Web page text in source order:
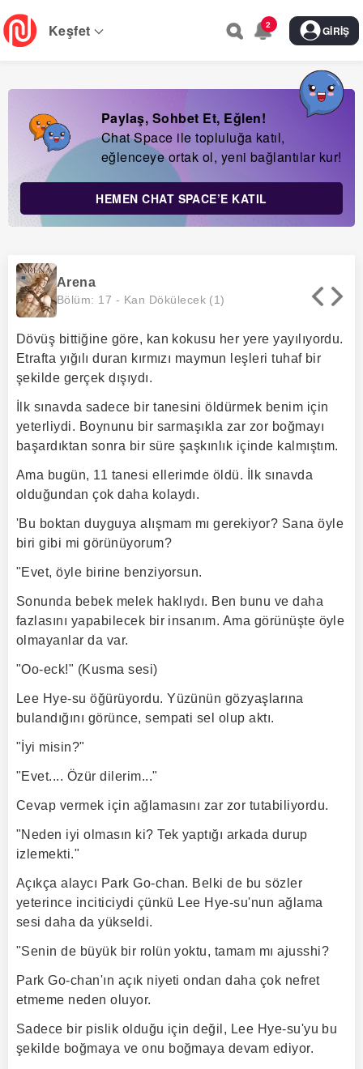
Skip
to
main
Keşfet 2 GIRIŞ
Paylaş, Sohbet Et, Eğlen!
Chat Space ile topluluğa katıl,
eğlenceye ortak ol, yeni bağlantılar kur!
HEMEN CHAT SPACE’E KATIL
Arena
Bölüm: 17 - Kan Dökülecek (1)
Dövüş bittiğine göre, kan kokusu her yere yayılıyordu.
Etrafta yığılı duran kırmızı maymun leşleri tuhaf bir
şekilde gerçek dışıydı.
İlk sınavda sadece bir tanesini öldürmek benim için
yeterliydi. Boynunu bir sarmaşıkla zar zor boğmayı
başardıktan sonra bir süre şaşkınlık içinde kalmıştım.
Ama bugün, 11 tanesi ellerimde öldü. İlk sınavda
olduğundan çok daha kolaydı.
'Bu boktan duyguya alışmam mı gerekiyor? Sana öyle
biri gibi mi görünüyorum?
"Evet, öyle birine benziyorsun.
Sonunda bebek melek haklıydı. Ben bunu ve daha
fazlasını yapabilecek bir insanım. Ama görünüşte öyle
olmayanlar da var.
"Oo-eck!" (Kusma sesi)
Lee Hye-su öğürüyordu. Yüzünün gözyaşlarına
bulandığını görünce, sempati sel olup aktı.
"İyi misin?"
"Evet.... Özür dilerim..."
Cevap vermek için ağlamasını zar zor tutabiliyordu.
"Neden iyi olmasın ki? Tek yaptığı arkada durup
izlemekti."
Açıkça alaycı Park Go-chan. Belki de bu sözler
yeterince inciticiydi çünkü Lee Hye-su'nun ağlama
sesi daha da yükseldi.
"Senin de büyük bir rolün yoktu, tamam mı ajusshi?
Park Go-chan'ın açık niyeti ondan daha çok nefret
etmeme neden oluyor.
Sadece bir pislik olduğu için değil, Lee Hye-su'yu bu
şekilde boğmaya ve onu boğmaya devam ediyor.